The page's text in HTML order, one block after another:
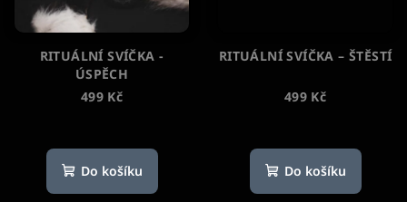
RITUÁLNÍ SVÍČKA -
ÚSPĚCH
499 Kč
hodnocení
produktu
Do košíku
RITUÁLNÍ SVÍČKA – ŠTĚSTÍ
499 Kč
hodnocení
produktu
Do košíku